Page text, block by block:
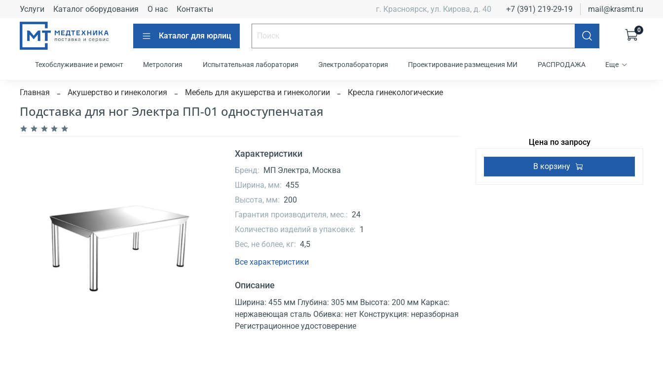
Услуги Каталог оборудования О нас Контакты г. Красноярск, ул. Кирова, д. 40 +7 (391) 219-29-19 mail@krasmt.ru
Каталог для юрлиц
0
Техобслуживание и ремонт Метрология Испытательная лаборатория Электролаборатория Проектирование размещения МИ РАСПРОДАЖА Еще
Главная Акушерство и гинекология Мебель для акушерства и гинекологии Кресла гинекологические
Подставка для ног Электра ПП-01 одноступенчатая
Характеристики
Бренд: МП Электра, Москва
Ширина, мм: 455
Высота, мм: 200
Гарантия производителя, мес.: 24
Количество изделий в упаковке: 1
Вес, не более, кг: 4,5
Все характеристики
Описание
Ширина: 455 мм Глубина: 305 мм Высота: 200 мм Каркас:
нержавеющая сталь Обивка: нет Конструкция: неразборная
Регистрационное удостоверение
Цена по запросу
В корзину